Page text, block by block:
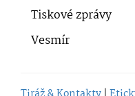
Tiskové zprávy
Vesmír